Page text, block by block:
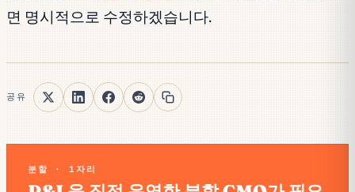
면 명시적으로 수정하겠습니다.
공유
분할 · 1자리